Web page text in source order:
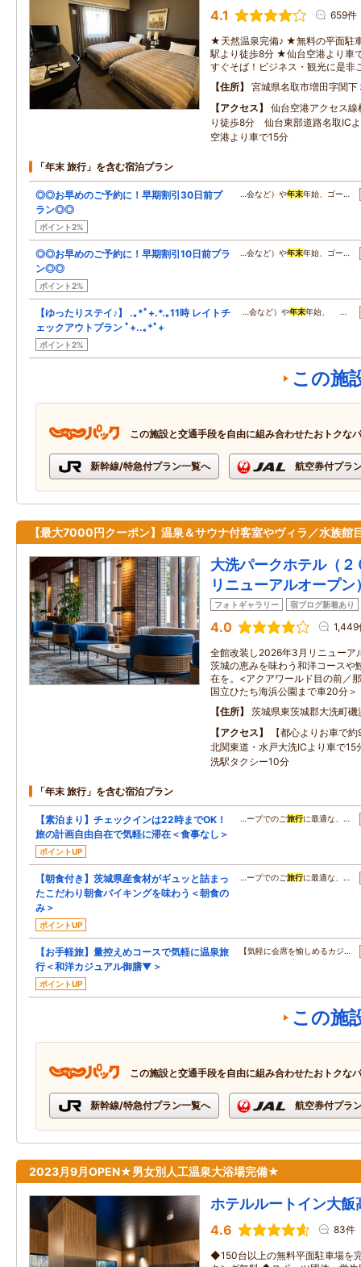
4.1 659件
★天然温泉完備♪ ★無料の平面駐
駅より徒歩8分 ★仙台空港より車
すぐそば！ビジネス・観光に是非
住所
宮城県名取市増田字関下
アクセス
仙台空港アクセス
り徒歩8分 仙台東部道路名取IC
空港より車で15分
「年末 旅行」を含む宿泊プラン
◎◎お早めのご予約に！早期割引30日前プ
ラン◎◎
ポイント2%
…会など）や年末年始、ゴー…
◎◎お早めのご予約に！早期割引10日前プラ
ン◎◎
ポイント2%
…会など）や年末年始、ゴー…
【ゆったりステイ♪】 .｡*ﾟ+.*.｡11時 レイトチ
ェックアウトプラン ﾟ+..｡*ﾟ+
ポイント2%
…会など）や年末年始、 …
この施
この施設と交通手段を自由に組み合わせたおトクな
新幹線/特急付プラン一覧へ 航空券付プラ
【最大7000円クーポン】温泉＆サウナ付客室やヴィラ／水族館
大洗パークホテル（
リニューアルオープン
フォトギャラリー 宿ブログ新着あり
4.0 1,449
全館改装し2026年3月リニューア
茨城の恵みを味わう和洋コースや
在を。<アクアワールド目の前／
国立ひたち海浜公園まで車20分＞
住所
茨城県東茨城郡大洗町
アクセス
【都心よりお車で
北関東道・水戸大洗ICより車で15
洗駅タクシー10分
「年末 旅行」を含む宿泊プラン
【素泊まり】チェックインは22時までOK！
旅の計画自由自在で気軽に滞在＜食事なし＞
ポイントUP
…ープでのご旅行に最適な、…
【朝食付き】茨城県産食材がギュッと詰まっ
たこだわり朝食バイキングを味わう＜朝食の
み＞
ポイントUP
…ープでのご旅行に最適な、…
【お手軽旅】量控えめコースで気軽に温泉旅
行＜和洋カジュアル御膳▼＞
ポイントUP
【気軽に会席を愉しめるカジ…
この施
この施設と交通手段を自由に組み合わせたおトクな
新幹線/特急付プラン一覧へ 航空券付プラ
2023月9月OPEN★男女別人工温泉大浴場完備★
ホテルルートイン大飯
4.6 83件
◆150台以上の無料平面駐車場を